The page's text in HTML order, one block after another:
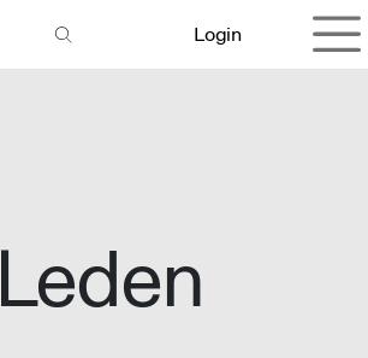
Login
Leden